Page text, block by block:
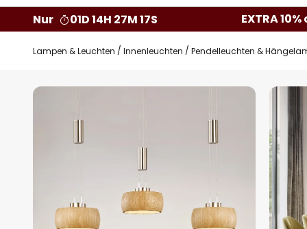
Nur 01D 14H 27M 16S EXTRA
Lampen & Leuchten Innenleuchten Pendelleuchten &
Zum
Bildgalerie